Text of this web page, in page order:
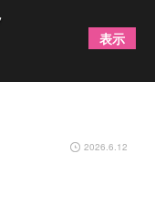
』リリー
2026.6.12
表示